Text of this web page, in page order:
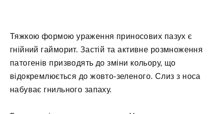
Тяжкою формою ураження приносових пазух є
гнійний гайморит. Застій та активне розмноження
патогенів призводять до зміни кольору, що
відокремлюється до жовто-зеленого. Слиз з носа
набуває гнильного запаху.